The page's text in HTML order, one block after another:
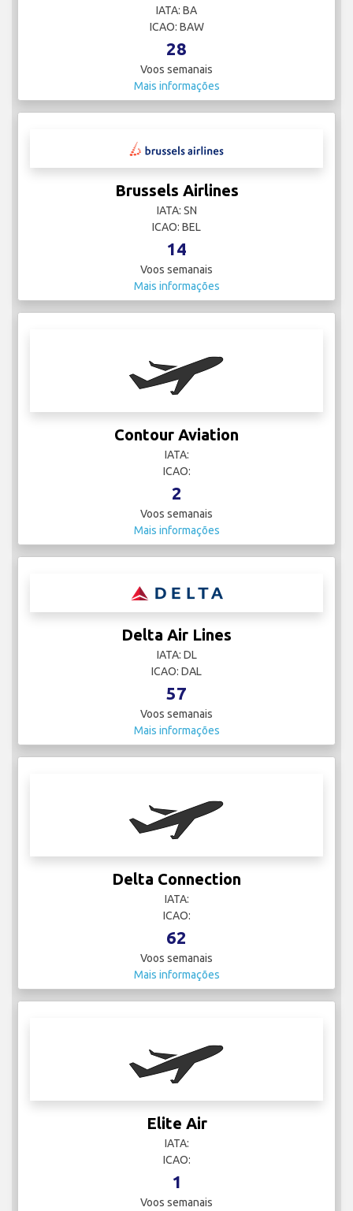
IATA: BA
ICAO: BAW
28
Voos semanais
Mais informações
Brussels Airlines
IATA: SN
ICAO: BEL
14
Voos semanais
Mais informações
Contour Aviation
IATA:
ICAO:
2
Voos semanais
Mais informações
Delta Air Lines
IATA: DL
ICAO: DAL
57
Voos semanais
Mais informações
Delta Connection
IATA:
ICAO:
62
Voos semanais
Mais informações
Elite Air
IATA:
ICAO:
1
Voos semanais